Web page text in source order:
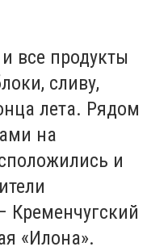
все продукты
сливу,
лета. Рядом
на
и
Кременчугский
«Илона».